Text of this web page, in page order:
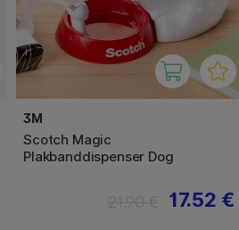
3M
Scotch Magic
Plakbanddispenser Dog
17.52 €